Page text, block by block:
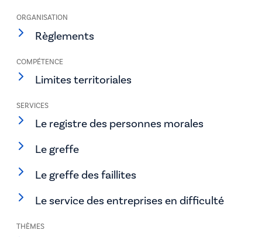
ORGANISATION
Règlements
COMPÉTENCE
Limites territoriales
SERVICES
Le registre des personnes morales
Le greffe
Le greffe des faillites
Le service des entreprises en difficulté
THÈMES